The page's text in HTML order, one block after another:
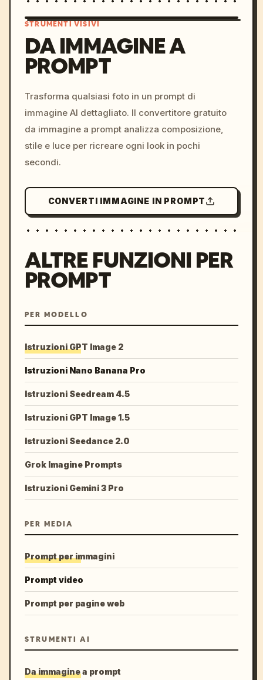
colors, 8k --v 6.0
STRUMENTI VISIVI
DA IMMAGINE A
PROMPT
Trasforma qualsiasi foto in un prompt di
immagine AI dettagliato. Il convertitore gratuito
da immagine a prompt analizza composizione,
stile e luce per ricreare ogni look in pochi
secondi.
CONVERTI IMMAGINE IN PROMPT
ALTRE FUNZIONI PER
PROMPT
PER MODELLO
Istruzioni GPT Image 2
Istruzioni Nano Banana Pro
Istruzioni Seedream 4.5
Istruzioni GPT Image 1.5
Istruzioni Seedance 2.0
Grok Imagine Prompts
Istruzioni Gemini 3 Pro
PER MEDIA
Prompt per immagini
Prompt video
Prompt per pagine web
STRUMENTI AI
Da immagine a prompt